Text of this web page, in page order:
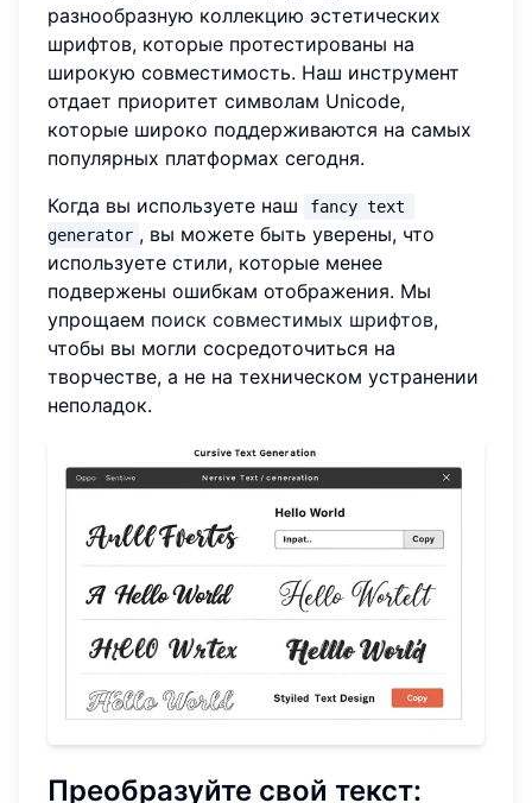
разнообразную коллекцию эстетических
шрифтов, которые протестированы на
широкую совместимость. Наш инструмент
отдает приоритет символам Unicode,
которые широко поддерживаются на самых
популярных платформах сегодня.
Когда вы используете наш
fancy text
generator , вы можете быть уверены, что
используете стили, которые менее
подвержены ошибкам отображения. Мы
упрощаем поиск совместимых шрифтов,
чтобы вы могли сосредоточиться на
творчестве, а не на техническом устранении
неполадок.
Преобразуйте свой текст: